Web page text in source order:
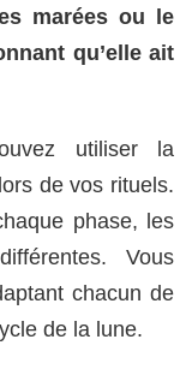
marées ou le
qu’elle ait
utiliser la
de vos rituels.
phase, les
Vous
chacun de
de la lune.